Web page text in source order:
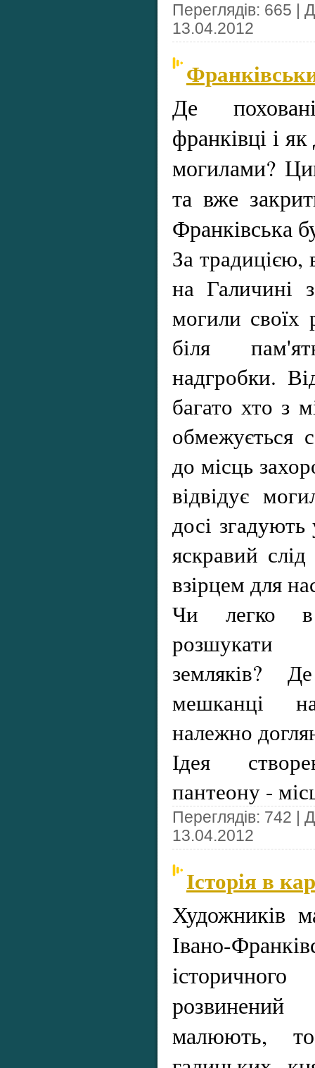
Переглядів: 665 |
13.04.2012
Де
франківці і
могилами?
та вже
Франківська
За традицією,
на Галичині
могили своїх
біля
надгробки.
багато хто з
обмежується
до місць
відвідує
досі
яскравий
взірцем для
Чи легко в
земляків?
мешканці
належно
Ідея
пантеону -
Переглядів: 742 |
13.04.2012
Історія в
Художників
Івано-
малюють,